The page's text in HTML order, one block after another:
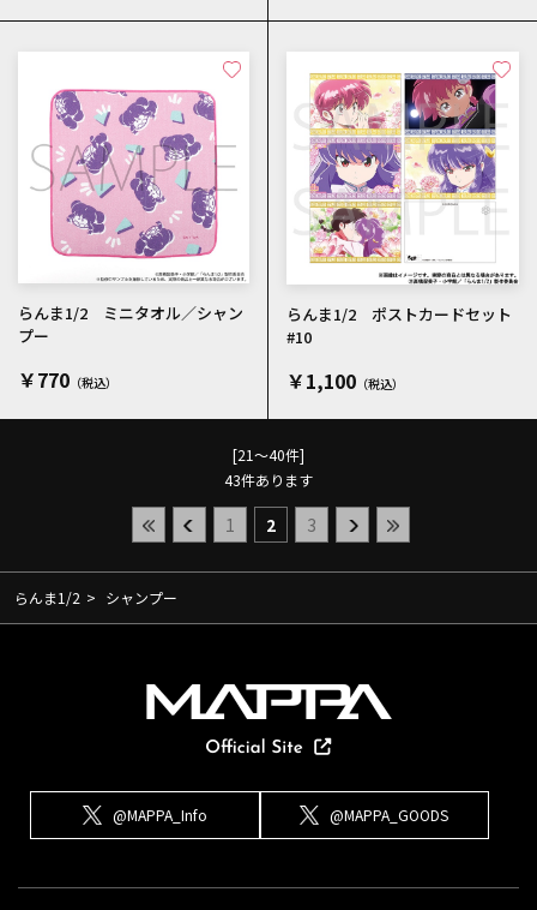
らんま1/2 ミニタオル／シャン
プー
￥770
らんま1/2 ポストカードセット
#10
￥1,100
[21～40件]
43件あります
1 2 3
らんま1/2 > シャンプー
@MAPPA_Info @MAPPA_GOODS